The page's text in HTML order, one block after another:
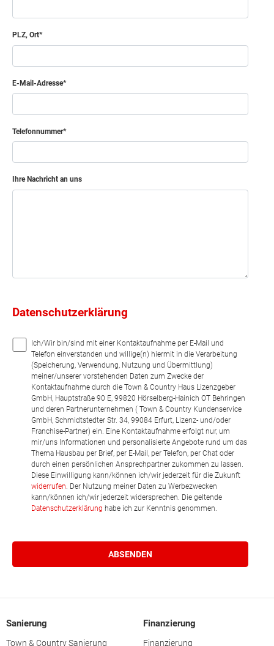
PLZ, Ort
E-Mail-Adresse
Telefonnummer
Ihre Nachricht an uns
Datenschutzerklärung
Ich/Wir bin/sind mit einer Kontaktaufnahme per E-Mail und
Telefon einverstanden und willige(n) hiermit in die Verarbeitung
(Speicherung, Verwendung, Nutzung und Übermittlung)
meiner/unserer vorstehenden Daten zum Zwecke der
Kontaktaufnahme durch die Town & Country Haus Lizenzgeber
GmbH, Hauptstraße 90 E, 99820 Hörselberg-Hainich OT Behringen
und deren Partnerunternehmen ( Town & Country Kundenservice
GmbH, Schmidtstedter Str. 34, 99084 Erfurt, Lizenz- und/oder
Franchise-Partner) ein. Eine Kontaktaufnahme erfolgt nur, um
mir/uns Informationen und personalisierte Angebote rund um das
Thema Hausbau per Brief, per E-Mail, per Telefon, per Chat oder
durch einen persönlichen Ansprechpartner zukommen zu lassen.
Diese Einwilligung kann/können ich/wir jederzeit für die Zukunft
widerrufen. Der Nutzung meiner Daten zu Werbezwecken
kann/können ich/wir jederzeit widersprechen. Die geltende
Datenschutzerklärung habe ich zur Kenntnis genommen.
Sanierung
Town & Country Sanierung
Finanzierung
Finanzierung